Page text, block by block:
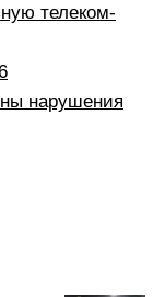
телеком-
нарушения